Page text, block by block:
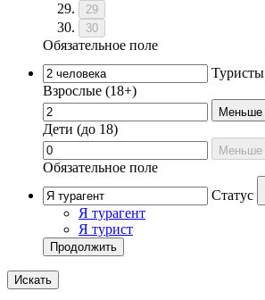
29
30
Обязательное поле
Туристы
Взрослые (18+)
Меньше
Дети (до 18)
Меньше
Обязательное поле
Статус
Я турагент
Я турист
Продолжить
Искать